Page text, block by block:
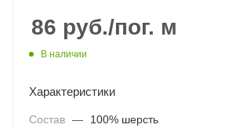
86 руб./пог. м
В наличии
Характеристики
Состав —
100% шерсть